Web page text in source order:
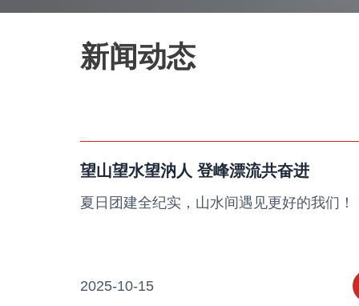
新闻动态
望山望水望汭人 登峰漂流共奋进
夏日团建全纪实，山水间遇见更好的我们！
2025-10-15